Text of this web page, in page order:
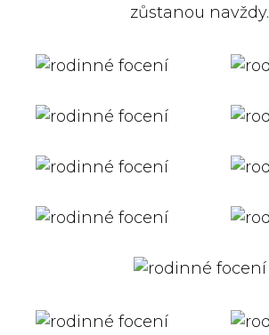
zůstanou navždy.